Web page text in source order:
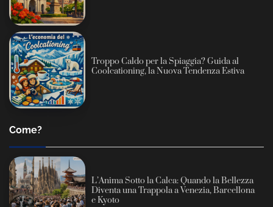
Troppo Caldo per la Spiaggia? Guida al
Coolcationing, la Nuova Tendenza Estiva
Come?
L’Anima Sotto la Calca: Quando la Bellezza
Diventa una Trappola a Venezia, Barcellona
e Kyoto